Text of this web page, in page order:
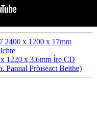
2400 x 1200 x 17mm
1220 x 3.6mm Ìre CD
Pannal Pròiseact Beithe)